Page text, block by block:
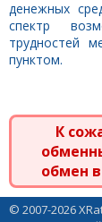
денежных
спектр
трудностей
пунктом.
К
обмен
© 2007-2026